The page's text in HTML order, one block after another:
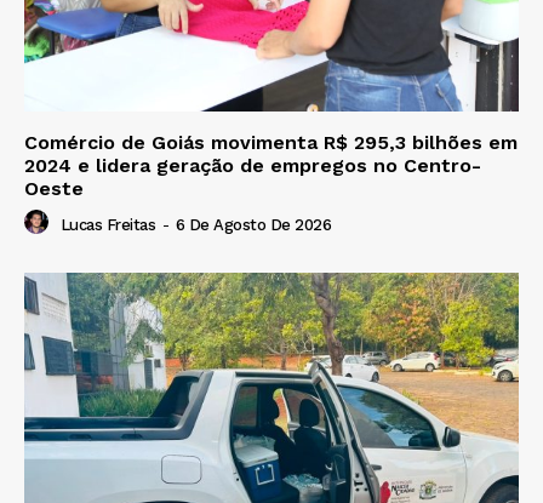
Comércio de Goiás movimenta R$ 295,3 bilhões em
2024 e lidera geração de empregos no Centro-
Oeste
Lucas Freitas - 6 De Agosto De 2026